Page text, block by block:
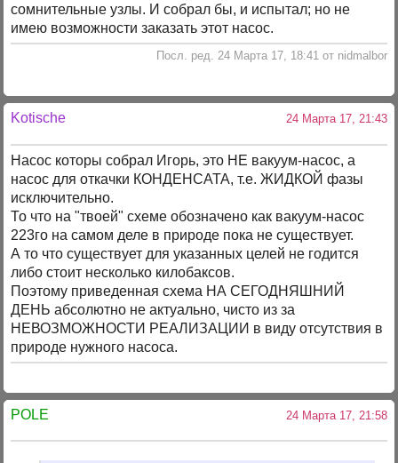
сомнительные узлы. И собрал бы, и испытал; но не
имею возможности заказать этот насос.
Посл. ред. 24 Марта 17, 18:41 от nidmalbor
Kotische 24 Марта 17, 21:43
Насос которы собрал Игорь, это НЕ вакуум-насос, а
насос для откачки КОНДЕНСАТА, т.е. ЖИДКОЙ фазы
исключительно.
То что на "твоей" схеме обозначено как вакуум-насос
223го на самом деле в природе пока не существует.
А то что существует для указанных целей не годится
либо стоит несколько килобаксов.
Поэтому приведенная схема НА СЕГОДНЯШНИЙ
ДЕНЬ абсолютно не актуально, чисто из за
НЕВОЗМОЖНОСТИ РЕАЛИЗАЦИИ в виду отсутствия в
природе нужного насоса.
POLE 24 Марта 17, 21:58